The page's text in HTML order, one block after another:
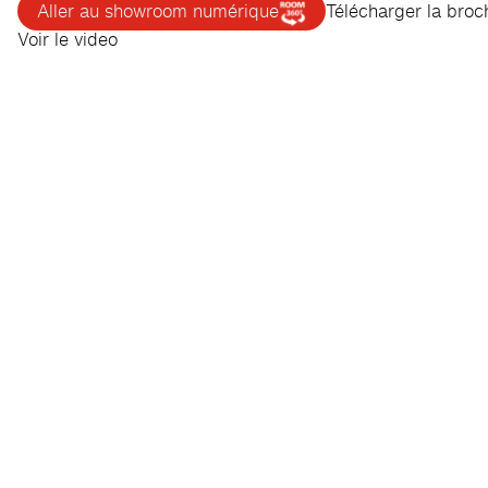
Aller au showroom numérique
Télécharger la
Voir le video